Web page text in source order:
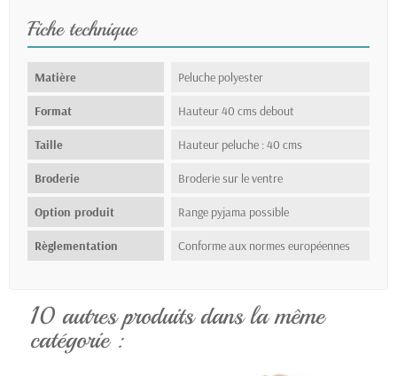
Fiche technique
Matière Peluche polyester
Format Hauteur 40 cms debout
Taille Hauteur peluche : 40 cms
Broderie Broderie sur le ventre
Option produit Range pyjama possible
Règlementation Conforme aux normes européennes
10 autres produits dans la même
catégorie :